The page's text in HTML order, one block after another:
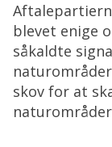
blevet enige
såkaldte
skov for at